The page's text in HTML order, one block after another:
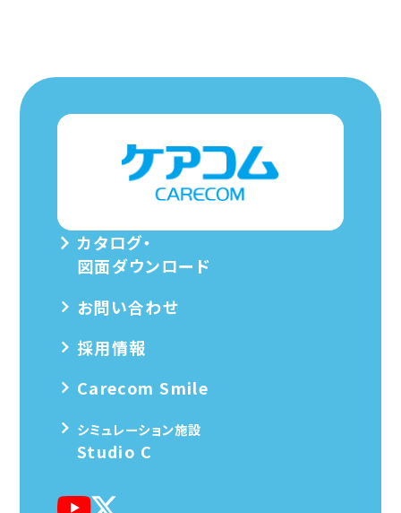
カタログ・
図面ダウンロード
お問い合わせ
採用情報
Carecom Smile
シミュレーション施設
Studio C